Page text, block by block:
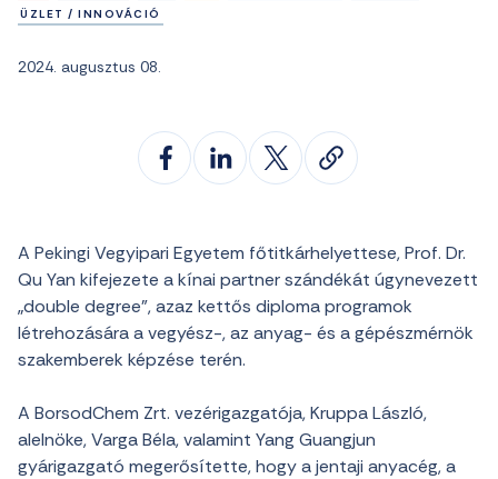
ÜZLET / INNOVÁCIÓ
2024. augusztus 08.
A Pekingi Vegyipari Egyetem főtitkárhelyettese, Prof. Dr.
Qu Yan kifejezete a kínai partner szándékát úgynevezett
„double degree”, azaz kettős diploma programok
létrehozására a vegyész-, az anyag- és a gépészmérnök
szakemberek képzése terén.
A BorsodChem Zrt. vezérigazgatója, Kruppa László,
alelnöke, Varga Béla, valamint Yang Guangjun
gyárigazgató megerősítette, hogy a jentaji anyacég, a